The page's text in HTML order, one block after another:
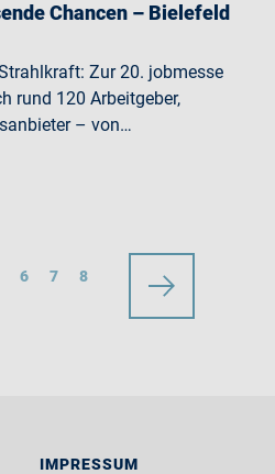
Chancen – Bielefeld
Zur 20. jobmesse
rund 120 Arbeitgeber,
– von…
6 7 8
IMPRESSUM